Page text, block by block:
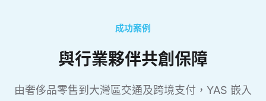
成功案例
與行業夥伴共創保障
由奢侈品零售到大灣區交通及跨境支付，YAS 嵌入